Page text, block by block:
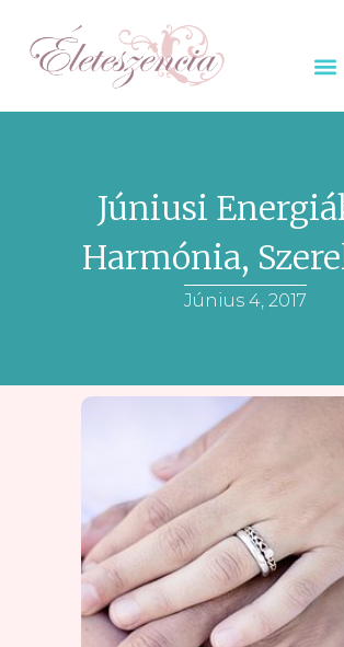
Júniusi
Harmónia,
Június 4, 2017